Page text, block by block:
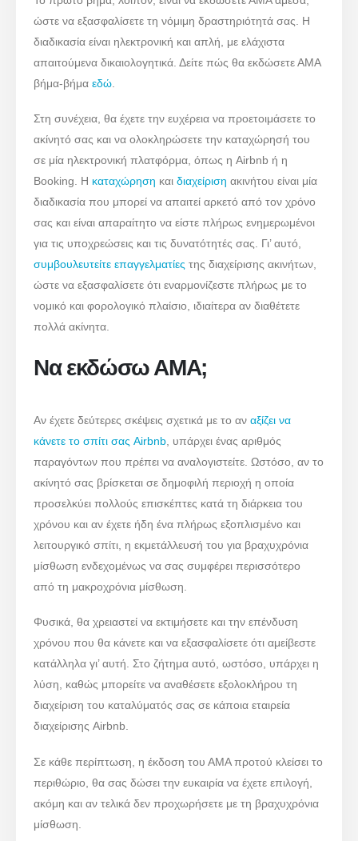
ώστε να εξασφαλίσετε τη νόμιμη δραστηριότητά σας. Η
διαδικασία είναι ηλεκτρονική και απλή, με ελάχιστα
απαιτούμενα δικαιολογητικά. Δείτε πώς θα εκδώσετε ΑΜΑ
βήμα-βήμαεδώ
Στη συνέχεια, θα έχετε την ευχέρεια να προετοιμάσετε το
ακίνητό σας και να ολοκληρώσετε την καταχώρησή του
σε μία ηλεκτρονική πλατφόρμα, όπως η Airbnb ή η
Booking. Η καταχώρηση καιδιαχείριση ακινήτου είναι μία
διαδικασία που μπορεί να απαιτεί αρκετό από τον χρόνο
σας και είναι απαραίτητο να είστε πλήρως ενημερωμένοι
για τις υποχρεώσεις και τις δυνατότητές σας. Γι’ αυτό,
συμβουλευτείτε επαγγελματίες της διαχείρισης ακινήτων,
ώστε να εξασφαλίσετε ότι εναρμονίζεστε πλήρως με το
νομικό και φορολογικό πλαίσιο, ιδιαίτερα αν διαθέτετε
πολλά ακίνητα.
Να εκδώσω ΑΜΑ;
Αν έχετε δεύτερες σκέψεις σχετικά με το αναξίζει να
κάνετε το σπίτι σας Airbnb , υπάρχει ένας αριθμός
παραγόντων που πρέπει να αναλογιστείτε. Ωστόσο, αν το
ακίνητό σας βρίσκεται σε δημοφιλή περιοχή η οποία
προσελκύει πολλούς επισκέπτες κατά τη διάρκεια του
χρόνου και αν έχετε ήδη ένα πλήρως εξοπλισμένο και
λειτουργικό σπίτι, η εκμετάλλευσή του για βραχυχρόνια
μίσθωση ενδεχομένως να σας συμφέρει περισσότερο
από τη μακροχρόνια μίσθωση.
Φυσικά, θα χρειαστεί να εκτιμήσετε και την επένδυση
χρόνου που θα κάνετε και να εξασφαλίσετε ότι αμείβεστε
κατάλληλα γι’ αυτή. Στο ζήτημα αυτό, ωστόσο, υπάρχει η
λύση, καθώς μπορείτε να αναθέσετε εξολοκλήρου τη
διαχείριση του καταλύματός σας σε κάποια εταιρεία
διαχείρισης Airbnb.
Σε κάθε περίπτωση, η έκδοση του ΑΜΑ προτού κλείσει το
περιθώριο, θα σας δώσει την ευκαιρία να έχετε επιλογή,
ακόμη και αν τελικά δεν προχωρήσετε με τη βραχυχρόνια
μίσθωση.